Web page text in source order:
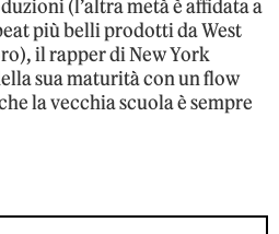
(l’altra metà è affidata a
più belli prodotti da West
il rapper di New York
sua maturità con un flow
la vecchia scuola è sempre